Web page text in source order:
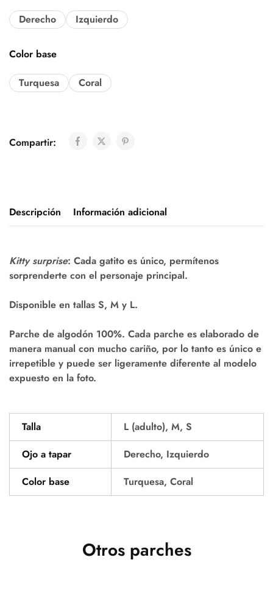
Derecho Izquierdo
Color base
Turquesa Coral
Compartir:
Descripción Información adicional
Kitty surprise: Cada gatito es único, permítenos
sorprenderte con el personaje principal.
Disponible en tallas S, M y L.
Parche de algodón 100%. Cada parche es elaborado de
manera manual con mucho cariño, por lo tanto es único e
irrepetible y puede ser ligeramente diferente al modelo
expuesto en la foto.
Talla
L (adulto), M, S
Ojo a tapar
Derecho, Izquierdo
Color base
Turquesa, Coral
Otros parches